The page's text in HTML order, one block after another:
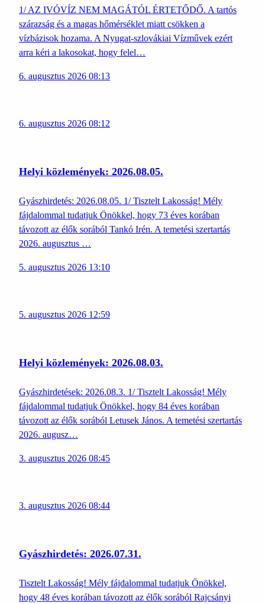
1/ AZ IVÓVÍZ NEM MAGÁTÓL ÉRTETŐDŐ. A tartós
szárazság és a magas hőmérséklet miatt csökken a
vízbázisok hozama. A Nyugat-szlovákiai Vízművek ezért
arra kéri a lakosokat, hogy felel…
6. augusztus 2026 08:13
6. augusztus 2026 08:12
Helyi közlemények: 2026.08.05.
Gyászhirdetés: 2026.08.05. 1/ Tisztelt Lakosság! Mély
fájdalommal tudatjuk Önökkel, hogy 73 éves korában
távozott az élők sorából Tankó Irén. A temetési szertartás
2026. augusztus …
5. augusztus 2026 13:10
5. augusztus 2026 12:59
Helyi közlemények: 2026.08.03.
Gyászhirdetések: 2026.08.3. 1/ Tisztelt Lakosság! Mély
fájdalommal tudatjuk Önökkel, hogy 84 éves korában
távozott az élők sorából Letusek János. A temetési szertartás
2026. augusz…
3. augusztus 2026 08:45
3. augusztus 2026 08:44
Gyászhirdetés: 2026.07.31.
Tisztelt Lakosság! Mély fájdalommal tudatjuk Önökkel,
hogy 48 éves korában távozott az élők sorából Rajcsányi